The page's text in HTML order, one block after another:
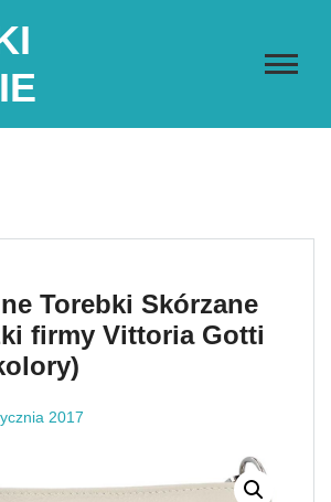
Torebki Skórzane
firmy Vittoria Gotti
2017